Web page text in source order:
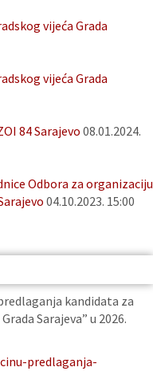
vijeća Grada
vijeća Grada
84 Sarajevo 08.01.2024.
Odbora za organizaciju
04.10.2023. 15:00
kandidata za
Sarajeva” u 2026.
predlaganja-